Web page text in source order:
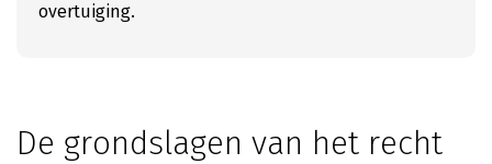
overtuiging.
De grondslagen van het recht